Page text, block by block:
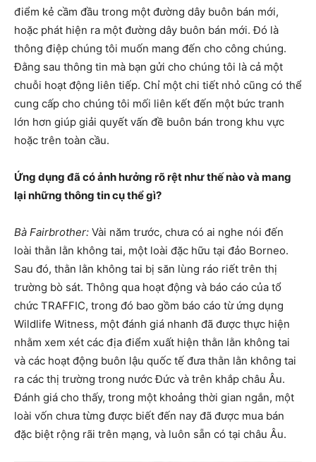
điểm kẻ cầm đầu trong một đường dây buôn bán mới,
hoặc phát hiện ra một đường dây buôn bán mới. Đó là
thông điệp chúng tôi muốn mang đến cho công chúng.
Đằng sau thông tin mà bạn gửi cho chúng tôi là cả một
chuỗi hoạt động liên tiếp. Chỉ một chi tiết nhỏ cũng có thể
cung cấp cho chúng tôi mối liên kết đến một bức tranh
lớn hơn giúp giải quyết vấn đề buôn bán trong khu vực
hoặc trên toàn cầu.
Ứng dụng đã có ảnh hưởng rõ rệt như thế nào và mang
lại những thông tin cụ thể gì?
Bà Fairbrother: Vài năm trước, chưa có ai nghe nói đến
loài thằn lằn không tai, một loài đặc hữu tại đảo Borneo.
Sau đó, thằn lằn không tai bị săn lùng ráo riết trên thị
trường bò sát. Thông qua hoạt động và báo cáo của tổ
chức TRAFFIC, trong đó bao gồm báo cáo từ ứng dụng
Wildlife Witness, một đánh giá nhanh đã được thực hiện
nhằm xem xét các địa điểm xuất hiện thằn lằn không tai
và các hoạt động buôn lậu quốc tế đưa thằn lằn không tai
ra các thị trường trong nước Đức và trên khắp châu Âu.
Đánh giá cho thấy, trong một khoảng thời gian ngắn, một
loài vốn chưa từng được biết đến nay đã được mua bán
đặc biệt rộng rãi trên mạng, và luôn sẵn có tại châu Âu.